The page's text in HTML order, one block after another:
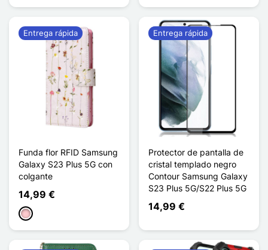
Funda flor RFID Samsung
Galaxy S23 Plus 5G con
colgante
14,99 €
Rosa
Entrega rápida
Protector de pantalla de
cristal templado negro
Contour Samsung Galaxy
S23 Plus 5G/S22 Plus 5G
14,99 €
Entrega rápida